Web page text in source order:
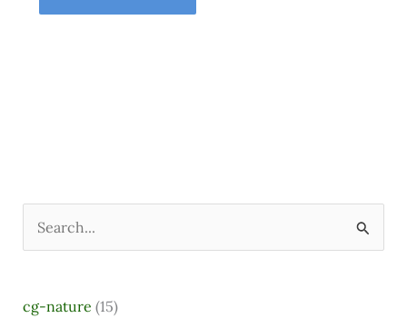
cg-nature (15)